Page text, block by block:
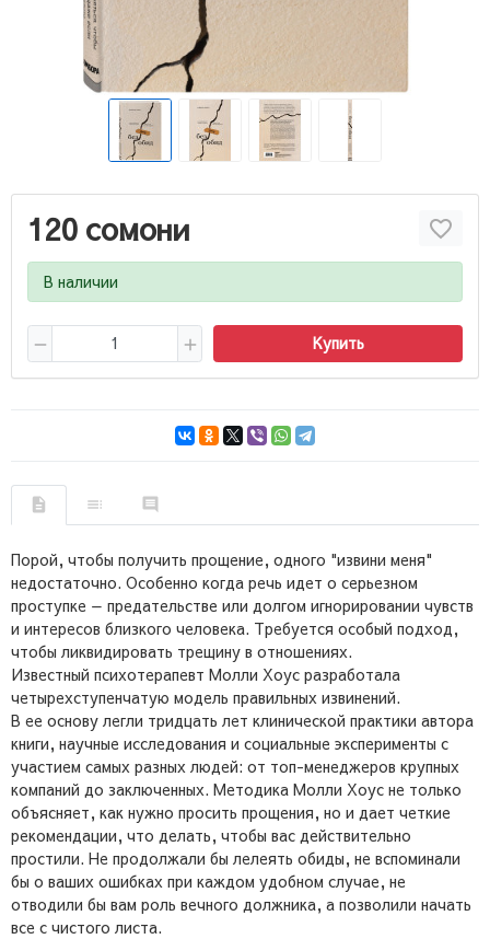
120 сомони
В наличии
Купить
Порой, чтобы получить прощение, одного "извини меня"
недостаточно. Особенно когда речь идет о серьезном
проступке — предательстве или долгом игнорировании чувств
и интересов близкого человека. Требуется особый подход,
чтобы ликвидировать трещину в отношениях.
Известный психотерапевт Молли Хоус разработала
четырехступенчатую модель правильных извинений.
В ее основу легли тридцать лет клинической практики автора
книги, научные исследования и социальные эксперименты с
участием самых разных людей: от топ-менеджеров крупных
компаний до заключенных. Методика Молли Хоус не только
объясняет, как нужно просить прощения, но и дает четкие
рекомендации, что делать, чтобы вас действительно
простили. Не продолжали бы леле­ять обиды, не вспоминали
бы о ваших ошибках при каждом удобном случае, не
отводили бы вам роль вечного должника, а позволили начать
все с чистого листа.